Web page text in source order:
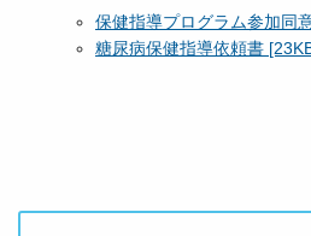
保健指導プログラム参加同
糖尿病保健指導依頼書